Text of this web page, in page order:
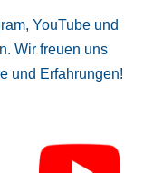
YouTube und
Wir freuen uns
und Erfahrungen!